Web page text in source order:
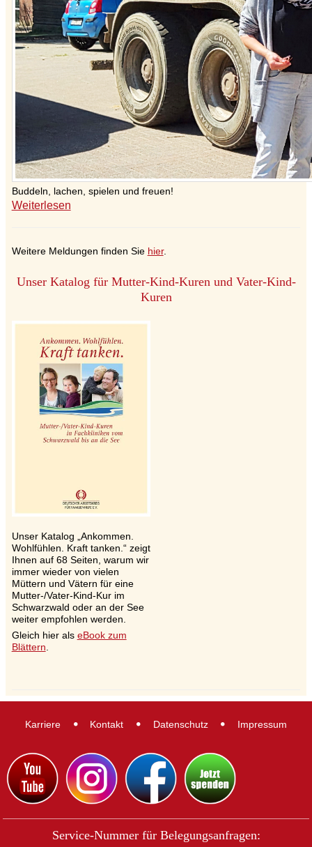
Buddeln, lachen, spielen und freuen!
Weiterlesen
Weitere Meldungen finden Sie hier.
Unser Katalog für Mutter-Kind-Kuren und Vater-Kind-
Kuren
Unser Katalog „Ankommen.
Wohlfühlen. Kraft tanken.“ zeigt
Ihnen auf 68 Seiten, warum wir
immer wieder von vielen
Müttern und Vätern für eine
Mutter-/Vater-Kind-Kur im
Schwarzwald oder an der See
weiter empfohlen werden.
Gleich hier als eBook zum
Blättern
Karriere Kontakt Datenschutz Impressum
Service-Nummer für Belegungsanfragen: